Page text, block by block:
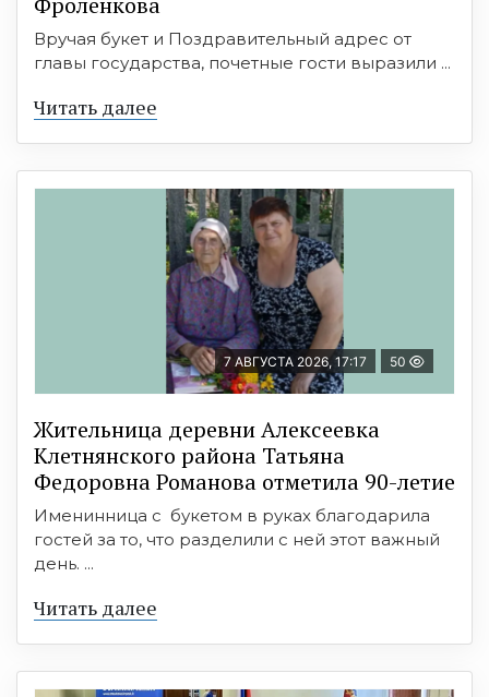
Вручая букет и Поздравительный адрес от
главы государства, почетные гости выразили ...
Читать далее
7 АВГУСТА 2026, 17:17 50
Жительница деревни Алексеевка
Клетнянского района Татьяна
Федоровна Романова отметила 90-летие
Именинница с букетом в руках благодарила
гостей за то, что разделили с ней этот важный
день. ...
Читать далее